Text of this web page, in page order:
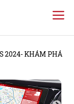
2024- KHÁM PHÁ